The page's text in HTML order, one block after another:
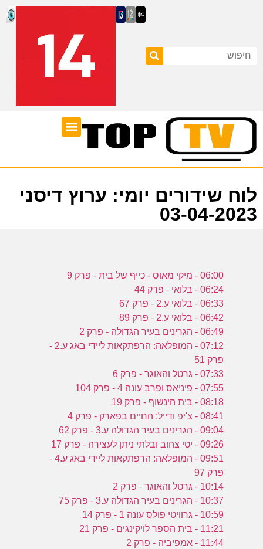
לוח שידורים יומי: ערוץ דיסני
03-04-2023
06:00 - מיקי מאוס - כייף של בית - פרק 9
06:24 - בלואי - פרק 44
06:33 - בלואי ע.2 - פרק 67
06:42 - בלואי ע.2 - פרק 89
06:49 - הגרינים בעיר הגדולה - פרק 2
07:12 - המופלאה: הרפתקאות ליידי באג ע.2 -
פרק 51
07:33 - גרטל והאוגר - פרק 6
07:55 - פיניאס ופרב עונה 4 - פרק 104
08:18 - בית הינשוף - פרק 19
08:41 - צ'יפ ודייל: החיים בפארק - פרק 4
09:04 - הגרינים בעיר הגדולה ע.3 - פרק 62
09:26 - יטי צהוב ובלתי ניתן לעצירה - פרק 17
09:51 - המופלאה: הרפתקאות ליידי באג ע.4 -
פרק 97
10:14 - גרטל והאוגר - פרק 2
10:37 - הגרינים בעיר הגדולה ע.3 - פרק 75
10:59 - גרוויטי פולס עונה 1 - פרק 14
11:21 - בית הספר לויקינגים - פרק 21
11:44 - אמפיביה - פרק 2